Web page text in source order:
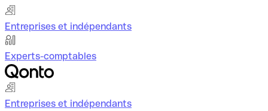
Entreprises et indépendants
Experts-comptables
Entreprises et indépendants